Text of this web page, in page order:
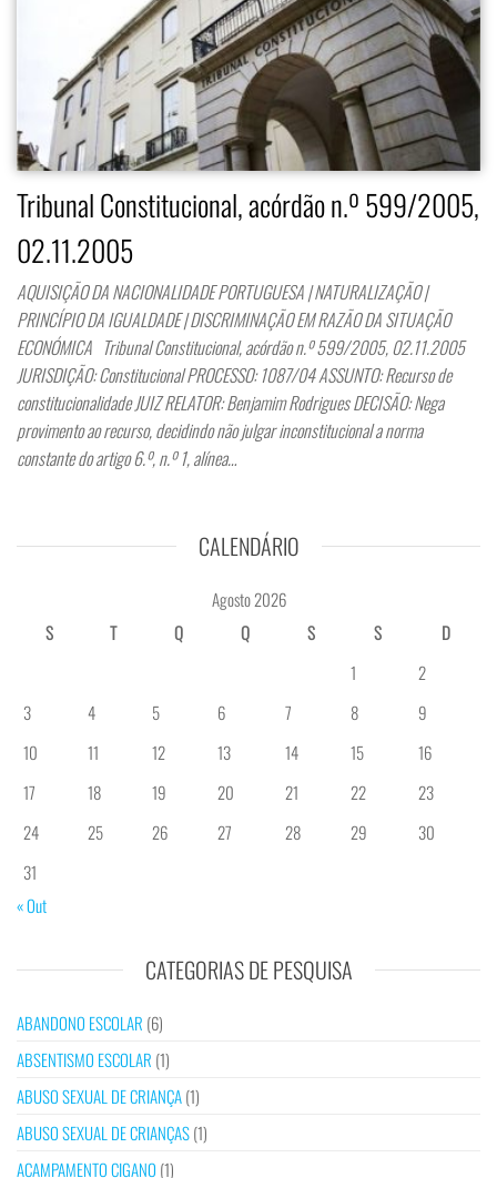
Tribunal Constitucional, acórdão n.º 599/2005,
02.11.2005
AQUISIÇÃO DA NACIONALIDADE PORTUGUESA | NATURALIZAÇÃO |
PRINCÍPIO DA IGUALDADE | DISCRIMINAÇÃO EM RAZÃO DA SITUAÇÃO
ECONÓMICA Tribunal Constitucional, acórdão n.º 599/2005, 02.11.2005
JURISDIÇÃO: Constitucional PROCESSO: 1087/04 ASSUNTO: Recurso de
constitucionalidade JUIZ RELATOR: Benjamim Rodrigues DECISÃO: Nega
provimento ao recurso, decidindo não julgar inconstitucional a norma
constante do artigo 6.º, n.º 1, alínea…
CALENDÁRIO
Agosto 2026
S
T Q Q S S
D
1
2
3
4 5 6 7 8
9
10
11 12 13 14 15
16
17
18 19 20 21 22
23
24
25 26 27 28 29
30
31
« Out
CATEGORIAS DE PESQUISA
ABANDONO ESCOLAR (6)
ABSENTISMO ESCOLAR (1)
ABUSO SEXUAL DE CRIANÇA(1)
ABUSO SEXUAL DE CRIANÇAS(1)
ACAMPAMENTO CIGANO (1)